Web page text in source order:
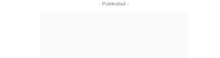
- Publicidad -